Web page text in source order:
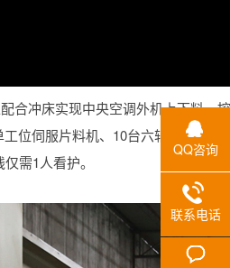
冲床实现中央空调外机上下料，
位伺服片料机、10台六轴机器人
需1人看护。
QQ咨询
联系电话